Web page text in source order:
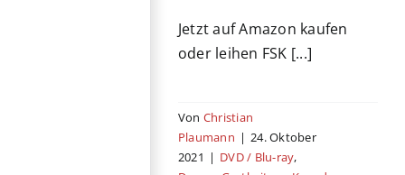
Jetzt auf Amazon kaufen
oder leihen FSK [...]
Von Christian
Plaumann | 24. Oktober
2021 | DVD / Blu-ray,